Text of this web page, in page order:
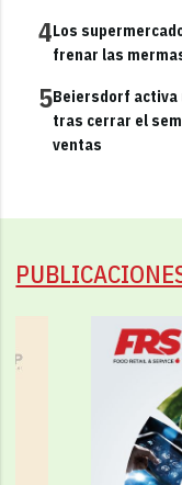
4Los
frenar las
5Beiersdorf activa
tras cerrar el
ventas